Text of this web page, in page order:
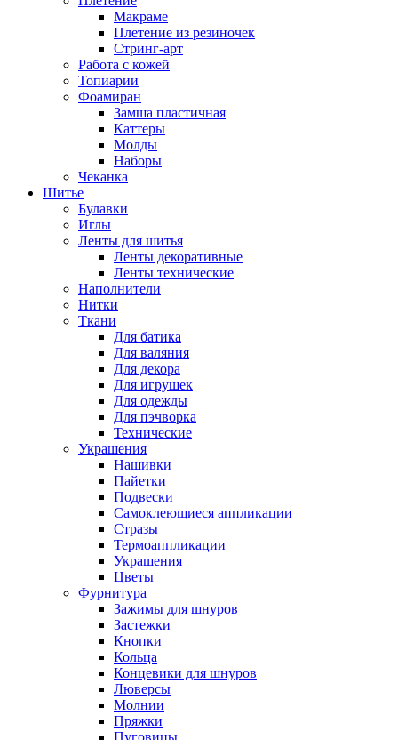
Макраме
Плетение из резиночек
Стринг-арт
Работа с кожей
Топиарии
Фоамиран
Замша пластичная
Каттеры
Молды
Наборы
Чеканка
Шитье
Булавки
Иглы
Ленты для шитья
Ленты декоративные
Ленты технические
Наполнители
Нитки
Ткани
Для батика
Для валяния
Для декора
Для игрушек
Для одежды
Для пэчворка
Технические
Украшения
Нашивки
Пайетки
Подвески
Самоклеющиеся аппликации
Стразы
Термоаппликации
Украшения
Цветы
Фурнитура
Зажимы для шнуров
Застежки
Кнопки
Кольца
Концевики для шнуров
Люверсы
Молнии
Пряжки
Пуговицы